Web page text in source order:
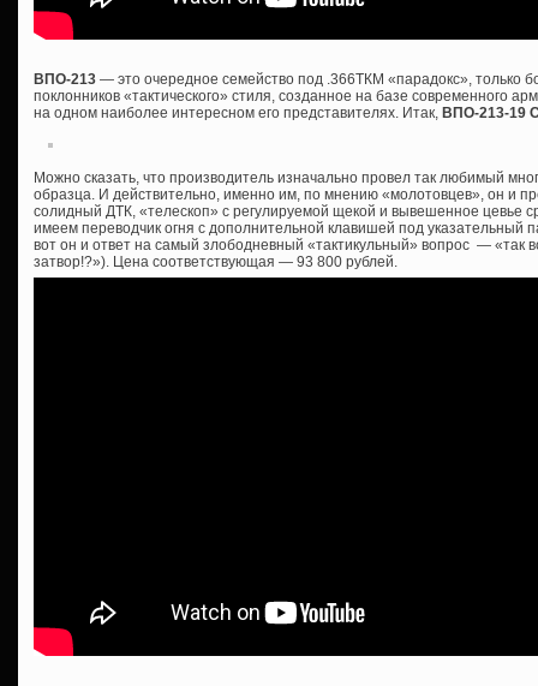
ВПО-213 — это очередное семейство под .366ТКМ «парадокс», только
поклонников «тактического» стиля, созданное на базе современного
на одном наиболее интересном его представителях. Итак, ВПО-213-19
Можно сказать, что производитель изначально провел так любимый
образца. И действительно, именно им, по мнению «молотовцев», он и
солидный ДТК, «телескоп» с регулируемой щекой и вывешенное цевье
имеем переводчик огня с дополнительной клавишей под указательный
вот он и ответ на самый злободневный «тактикульный» вопрос — «так
затвор!?»). Цена соответствующая — 93 800 рублей.